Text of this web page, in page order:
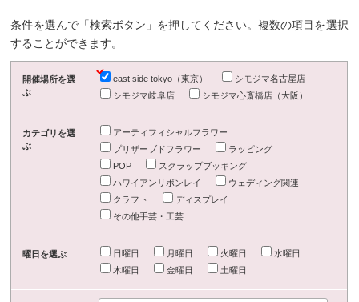
条件を選んで「検索ボタン」を押してください。複数の項目を選択
することができます。
開催場所を選
ぶ
east side tokyo（東京）
シモジマ名古屋店
シモジマ岐阜店
シモジマ心斎橋店（大阪）
カテゴリを選
ぶ
アーティフィシャルフラワー
プリザーブドフラワー
ラッピング
POP
スクラップブッキング
ハワイアンリボンレイ
ウェディング関連
クラフト
ディスプレイ
その他手芸・工芸
曜日を選ぶ 日曜日 月曜日 火曜日
水曜日
木曜日
金曜日 土曜日